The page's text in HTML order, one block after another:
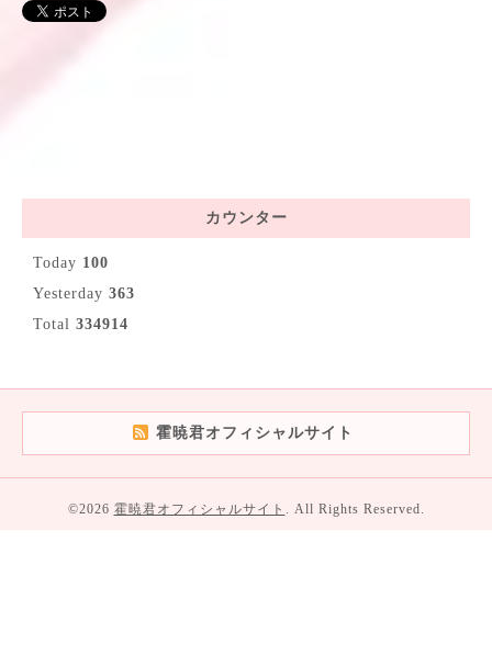
カウンター
Today 100
Yesterday 363
Total 334914
霍暁君オフィシャルサイト
©2026 霍暁君オフィシャルサイト . All Rights Reserved.